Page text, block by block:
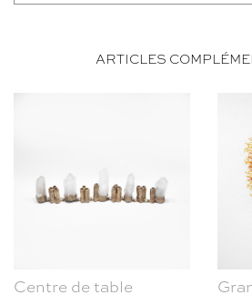
ARTICLES
Centre de table